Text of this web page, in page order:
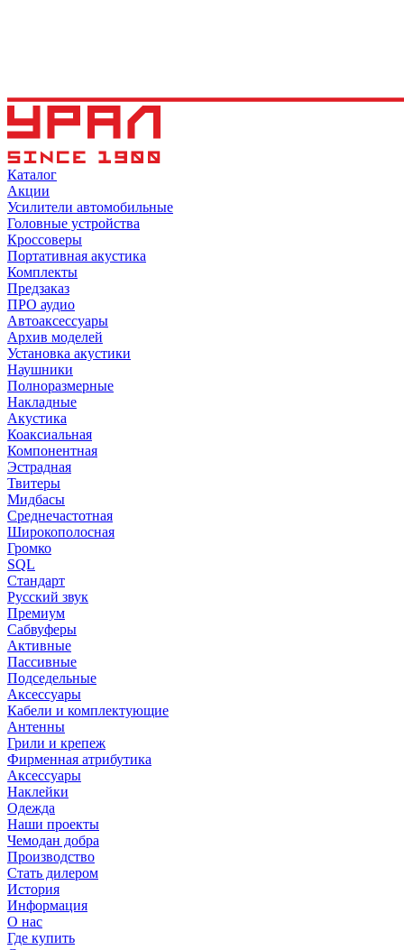
Каталог
Акции
Усилители автомобильные
Головные устройства
Кроссоверы
Портативная акустика
Комплекты
Предзаказ
ПРО аудио
Автоаксессуары
Архив моделей
Установка акустики
Наушники
Полноразмерные
Накладные
Акустика
Коаксиальная
Компонентная
Эстрадная
Твитеры
Мидбасы
Среднечастотная
Широкополосная
Громко
SQL
Стандарт
Русский звук
Премиум
Сабвуферы
Активные
Пассивные
Подседельные
Аксессуары
Кабели и комплектующие
Антенны
Грили и крепеж
Фирменная атрибутика
Аксессуары
Наклейки
Одежда
Наши проекты
Чемодан добра
Производство
Стать дилером
История
Информация
О нас
Где купить